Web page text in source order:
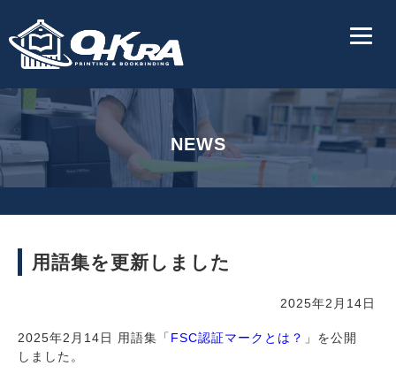
NEWS
用語集を更新しました
2025年2月14日
2025年2月14日 用語集「 FSC認証マークとは？ 」を公開
しました。